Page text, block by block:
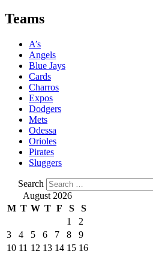
Teams
A’s
Angels
Blue Jays
Cards
Charros
Expos
Dodgers
Mets
Odessa
Orioles
Pirates
Sluggers
Search
August 2026
M T W T F S S
1
2
3
4 5 6 7 8
9
10 11 12 13 14 15 16